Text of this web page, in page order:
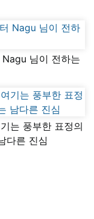
님이 전하는
는 풍부한 표정의
다른 진심